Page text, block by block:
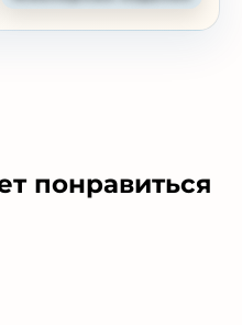
понравиться